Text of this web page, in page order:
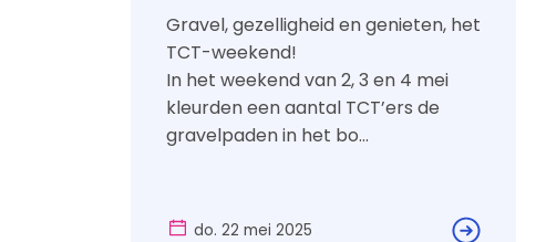
Guill
Gravel, gezelligheid en genieten, het
TCT-weekend!
In het weekend van 2, 3 en 4 mei
kleurden een aantal TCT’ers de
gravelpaden in het bo...
do. 22 mei 2025